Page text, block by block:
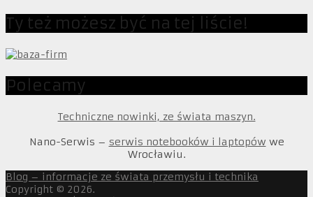
Ty też możesz być na tej liście!
Polecamy
Techniczne nowinki, ze świata maszyn.
Nano-Serwis – serwis notebooków i laptopów we
Wrocławiu.
Blog – informacje ze świata przemysłu i technika
Copyright © 2026.